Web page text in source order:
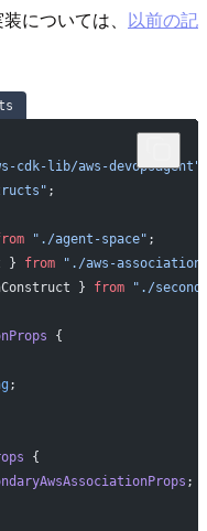
については、 以前の記
cdk-lib/aws-devopsagent"
;
"./agent-space" ;
} from "./aws-
} from "./
{
;
{
;